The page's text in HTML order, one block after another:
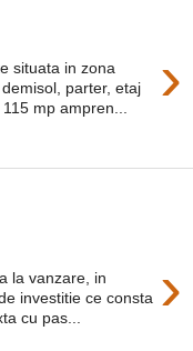
›
situata in zona
parter, etaj
mp ampren...
›
la vanzare, in
investitie ce consta
cu pas...